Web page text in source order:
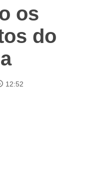
os
do
12:52